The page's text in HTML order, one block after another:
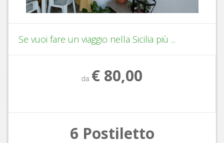
Se vuoi fare un viaggio nella Sicilia più ...
da € 80,00
6 Postiletto